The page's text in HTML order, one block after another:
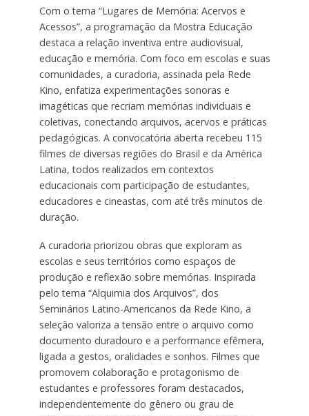
Com o tema “Lugares de Memória: Acervos e
Acessos”, a programação da Mostra Educação
destaca a relação inventiva entre audiovisual,
educação e memória. Com foco em escolas e suas
comunidades, a curadoria, assinada pela Rede
Kino, enfatiza experimentações sonoras e
imagéticas que recriam memórias individuais e
coletivas, conectando arquivos, acervos e práticas
pedagógicas. A convocatória aberta recebeu 115
filmes de diversas regiões do Brasil e da América
Latina, todos realizados em contextos
educacionais com participação de estudantes,
educadores e cineastas, com até três minutos de
duração.
A curadoria priorizou obras que exploram as
escolas e seus territórios como espaços de
produção e reflexão sobre memórias. Inspirada
pelo tema “Alquimia dos Arquivos”, dos
Seminários Latino-Americanos da Rede Kino, a
seleção valoriza a tensão entre o arquivo como
documento duradouro e a performance efêmera,
ligada a gestos, oralidades e sonhos. Filmes que
promovem colaboração e protagonismo de
estudantes e professores foram destacados,
independentemente do gênero ou grau de